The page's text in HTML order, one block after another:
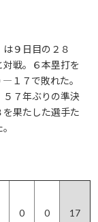
９日目の２８
戦。６本塁打を
１７で敗れた。
７年ぶりの準決
果たした選手た
0 0 17